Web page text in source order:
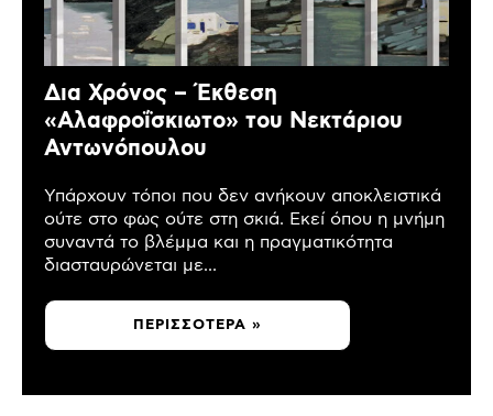
Δια Χρόνος – Έκθεση
«Αλαφροΐσκιωτο» του Νεκτάριου
Αντωνόπουλου
Υπάρχουν τόποι που δεν ανήκουν αποκλειστικά
ούτε στο φως ούτε στη σκιά. Εκεί όπου η μνήμη
συναντά το βλέμμα και η πραγματικότητα
διασταυρώνεται με...
ΠΕΡΙΣΣΌΤΕΡΑ »